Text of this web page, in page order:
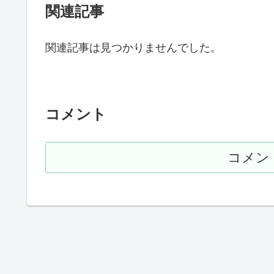
関連記事
関連記事は見つかりませんでした。
コメント
コメン